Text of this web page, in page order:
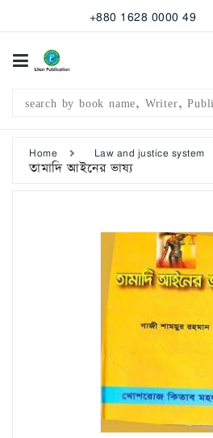
+880 1628 0000 49
Categories
Publication
Departmental
Home Law and justice system
তামাদি আইনের ভাষ্য